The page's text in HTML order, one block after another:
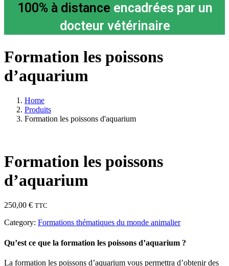
100% à distance encadrées par un
docteur vétérinaire
Formation les poissons
d’aquarium
Home
Produits
Formation les poissons d'aquarium
Formation les poissons
d’aquarium
250,00 € TTC
Category: Formations thématiques du monde animalier
Qu’est ce que la formation les poissons d’aquarium ?
La formation les poissons d’aquarium vous permettra d’obtenir des